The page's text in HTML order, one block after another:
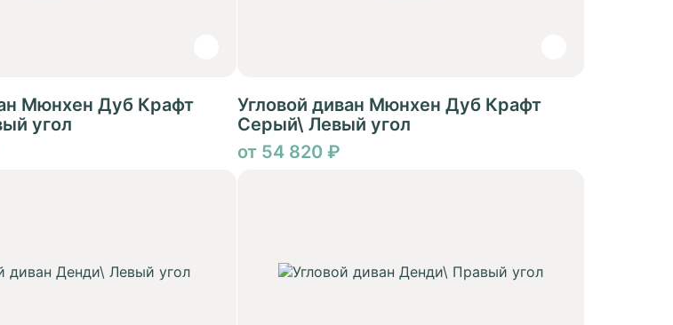
Мюнхен Дуб Крафт
угол
Угловой диван Мюнхен Дуб Крафт
Серый\ Левый угол
от 54 820 ₽